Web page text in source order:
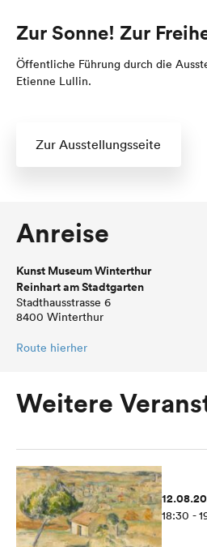
Zur Sonne! Zur
Öffentliche Führung durch die
Etienne Lullin.
Zur Ausstellungsseite
Anreise
Kunst Museum Winterthur
Reinhart am Stadtgarten
Stadthausstrasse 6
8400 Winterthur
Route hierher
Weitere
18:30 -